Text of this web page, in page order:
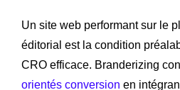
Un site web performant sur le
éditorial est la condition
CRO efficace. Branderizing
orientés conversion en